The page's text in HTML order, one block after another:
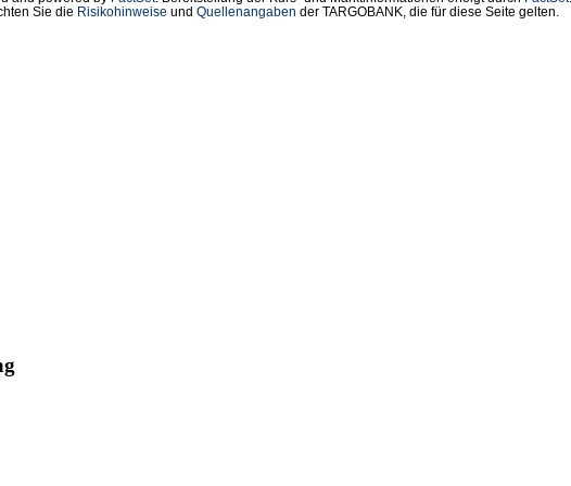
und Pressemitteilungen.
Sie die Risikohinweise und Quellenangaben der TARGOBANK, die für diese Seite gelten.